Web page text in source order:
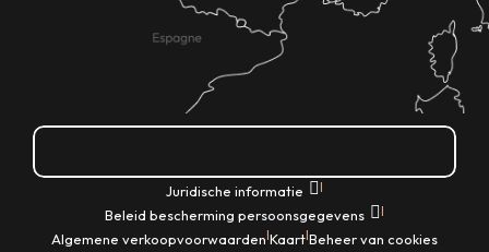
Juridische informatie |
Beleid bescherming persoonsgegevens |
Algemene verkoopvoorwaarden|Kaart|Beheer van cookies